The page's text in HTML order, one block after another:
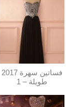
فساتين سهرة 2017
طويلة – 1